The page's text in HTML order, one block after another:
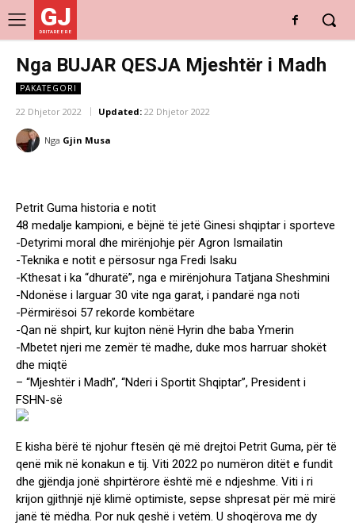
GJ
DRITARE E RE
Nga BUJAR QESJA Mjeshtër i Madh
PAKATEGORI
22 Dhjetor 2022 Updated: 22 Dhjetor 2022
Nga Gjin Musa
Petrit Guma historia e notit
48 medalje kampioni, e bëjnë të jetë Ginesi shqiptar i sporteve
-Detyrimi moral dhe mirënjohje për Agron Ismailatin
-Teknika e notit e përsosur nga Fredi Isaku
-Kthesat i ka “dhuratë”, nga e mirënjohura Tatjana Sheshmini
-Ndonëse i larguar 30 vite nga garat, i pandarë nga noti
-Përmirësoi 57 rekorde kombëtare
-Qan në shpirt, kur kujton nënë Hyrin dhe baba Ymerin
-Mbetet njeri me zemër të madhe, duke mos harruar shokët
dhe miqtë
– “Mjeshtër i Madh”, “Nderi i Sportit Shqiptar”, President i
FSHN-së
E kisha bërë të njohur ftesën që më drejtoi Petrit Guma, për të
qenë mik në konakun e tij. Viti 2022 po numëron ditët e fundit
dhe gjëndja jonë shpirtërore është më e ndjeshme. Viti i ri
krijon gjithnjë një klimë optimiste, sepse shpresat për më mirë
janë të mëdha. Por nuk qeshë i vetëm. U shoqërova me dy